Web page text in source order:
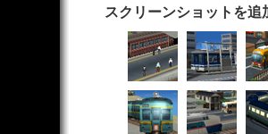
スクリーンショットを追